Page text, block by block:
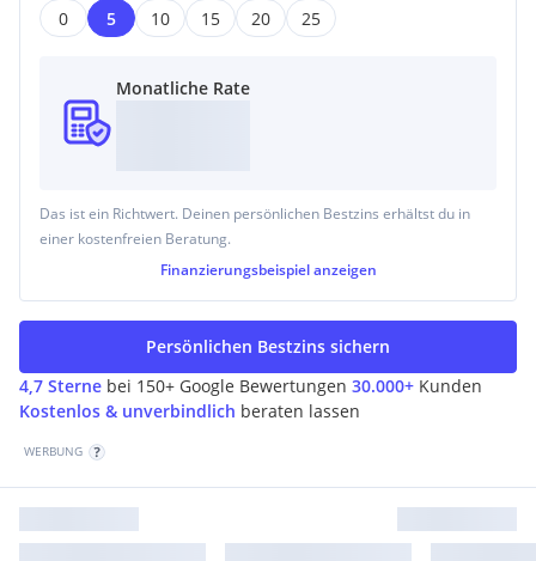
0 5 10 15 20 25
Monatliche Rate
Das ist ein Richtwert. Deinen persönlichen Bestzins erhältst du in
einer kostenfreien Beratung.
Finanzierungsbeispiel anzeigen
4,7 Sterne bei 150+ Google Bewertungen 30.000+ Kunden
Kostenlos & unverbindlich beraten lassen
Persönlichen Bestzins sichern
WERBUNG